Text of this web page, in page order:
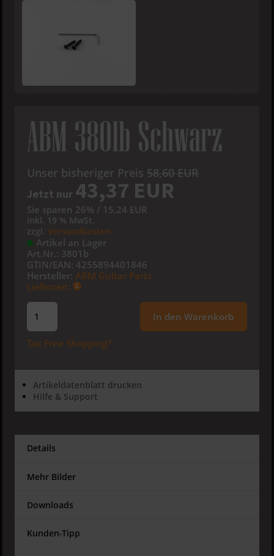
ABM 3801b Schwarz
Unser bisheriger Preis 58,60 EUR
Jetzt nur 43,37 EUR
Sie sparen 26% / 15,24 EUR
inkl. 19 % MwSt.
zzgl.Versandkosten
Artikel an Lager
Art.Nr.: 3801b
GTIN/EAN: 4255894401846
Hersteller: ABM Guitar Parts
Lieferzeit:
In den Warenkorb
Tax Free Shopping?
Artikeldatenblatt drucken
Hilfe & Support
Details
Mehr Bilder
Downloads
Kunden-Tipp